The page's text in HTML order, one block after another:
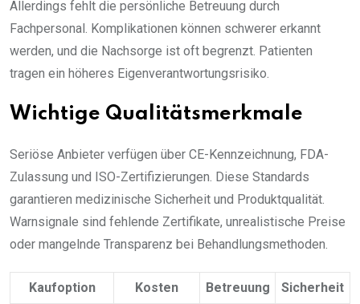
Allerdings fehlt die persönliche Betreuung durch
Fachpersonal. Komplikationen können schwerer erkannt
werden, und die Nachsorge ist oft begrenzt. Patienten
tragen ein höheres Eigenverantwortungsrisiko.
Wichtige Qualitätsmerkmale
Seriöse Anbieter verfügen über CE-Kennzeichnung, FDA-
Zulassung und ISO-Zertifizierungen. Diese Standards
garantieren medizinische Sicherheit und Produktqualität.
Warnsignale sind fehlende Zertifikate, unrealistische Preise
oder mangelnde Transparenz bei Behandlungsmethoden.
Kaufoption Kosten Betreuung Sicherheit